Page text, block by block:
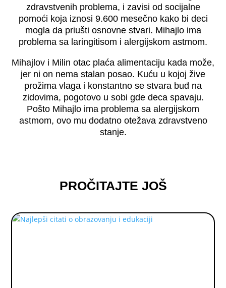
zdravstvenih problema, i zavisi od socijalne
pomoći koja iznosi 9.600 mesečno kako bi deci
mogla da priušti osnovne stvari. Mihajlo ima
problema sa laringitisom i alergijskom astmom.
Mihajlov i Milin otac plaća alimentaciju kada može,
jer ni on nema stalan posao. Kuću u kojoj žive
prožima vlaga i konstantno se stvara buđ na
zidovima, pogotovo u sobi gde deca spavaju.
Pošto Mihajlo ima problema sa alergijskom
astmom, ovo mu dodatno otežava zdravstveno
stanje.
PROČITAJTE JOŠ